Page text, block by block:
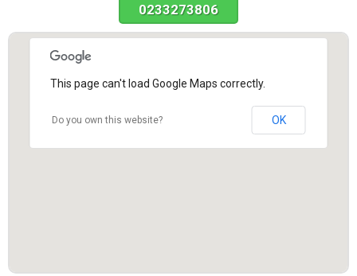
0233273806
This page can't load Google Maps correctly.
Do you own this website? OK